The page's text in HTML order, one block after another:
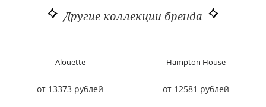
Другие коллекции бренда
Alouette
от 13373 рублей
Hampton House
от 12581 рублей